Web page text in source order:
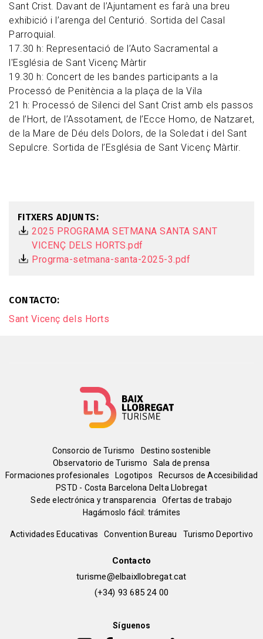
Sant Crist. Davant de l’Ajuntament es farà una breu
exhibició i l’arenga del Centurió. Sortida del Casal
Parroquial.
17.30 h: Representació de l’Auto Sacramental a
l'Església de Sant Vicenç Màrtir
19.30 h: Concert de les bandes participants a la
Processó de Penitència a la plaça de la Vila
21 h: Processó de Silenci del Sant Crist amb els passos
de l’Hort, de l’Assotament, de l’Ecce Homo, de Natzaret,
de la Mare de Déu dels Dolors, de la Soledat i del Sant
Sepulcre. Sortida de l’Església de Sant Vicenç Màrtir.
FITXERS ADJUNTS
2025 PROGRAMA SETMANA SANTA SANT
VICENÇ DELS HORTS.pdf
Progrma-setmana-santa-2025-3.pdf
CONTACTO
Sant Vicenç dels Horts
Menú
del
pie
Consorcio de Turismo
Destino sostenible
Observatorio de Turismo
Sala de prensa
Formaciones profesionales
Logotipos
Recursos de Accesibilidad
PSTD - Costa Barcelona Delta Llobregat
Sede electrónica y transparencia
Ofertas de trabajo
Hagámoslo fácil: trámites
Peu
Actividades Educativas Convention Bureau Turismo Deportivo
Contacto
turisme@elbaixllobregat.cat
(+34) 93 685 24 00
Síguenos